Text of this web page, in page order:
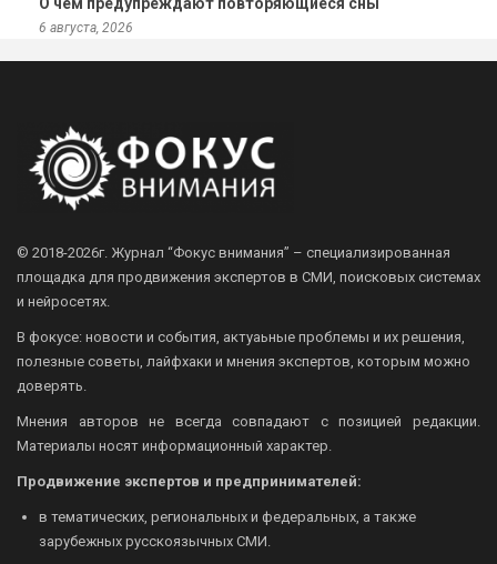
6 августа, 2026
© 2018-2026г. Журнал “Фокус внимания” – специализированная
площадка для продвижения экспертов в СМИ, поисковых системах
и нейросетях.
В фокусе: новости и события, актуаьные проблемы и их решения,
полезные советы, лайфхаки и мнения экспертов, которым можно
доверять.
Мнения авторов не всегда совпадают с позицией редакции.
Материалы носят информационный характер.
Продвижение экспертов и предпринимателей:
в тематических, региональных и федеральных, а также
зарубежных русскоязычных СМИ.